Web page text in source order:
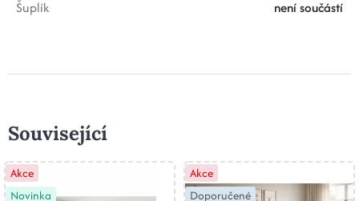
Šuplík není součástí
Související
Akce
Novinka
Akce
Doporučené